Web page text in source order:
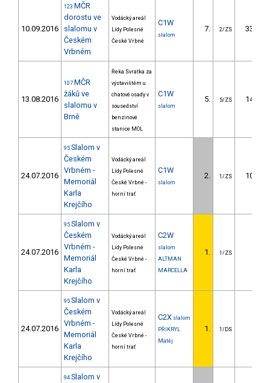
10.09.2016
123 MČR
dorostu ve
slalomu v
Českém
Vrbném
Vodácký areál
Lídy Polesné
České Vrbné
C1W
slalom
7. 2/ZS 33.93
13.08.2016
107 MČR
žáků ve
slalomu v
Brně
Řeka Svratka za
výstavištěm u
chatové osady v
sousedství
benzinové
stanice MOL
C1W
slalom
5. 5/ZS 14.43
24.07.2016
95 Slalom v
Českém
Vrbném -
Memoriál
Karla
Krejčího
Vodácký areál
Lídy Polesné
České Vrbné -
horní trať
C1W
slalom
2. 1/ZS 10.41
24.07.2016
95 Slalom v
Českém
Vrbném -
Memoriál
Karla
Krejčího
Vodácký areál
Lídy Polesné
České Vrbné -
horní trať
C2W
slalom
ALTMAN
MARCELLA
1. 1/ZS
24.07.2016
95 Slalom v
Českém
Vrbném -
Memoriál
Karla
Krejčího
Vodácký areál
Lídy Polesné
České Vrbné -
horní trať
C2X slalom
PŘIKRYL
Matěj
1. 1/DS
94 Slalom v